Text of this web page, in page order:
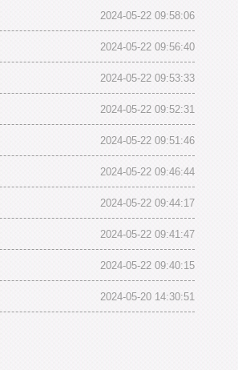
2024-05-22 09:58:06
2024-05-22 09:56:40
2024-05-22 09:53:33
2024-05-22 09:52:31
2024-05-22 09:51:46
2024-05-22 09:46:44
2024-05-22 09:44:17
2024-05-22 09:41:47
2024-05-22 09:40:15
2024-05-20 14:30:51